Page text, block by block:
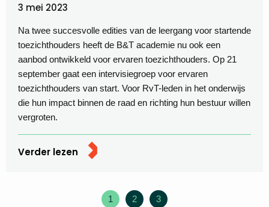
3 mei 2023
Na twee succesvolle edities van de leergang voor startende
toezichthouders heeft de B&T academie nu ook een
aanbod ontwikkeld voor ervaren toezichthouders. Op 21
september gaat een intervisiegroep voor ervaren
toezichthouders van start. Voor RvT-leden in het onderwijs
die hun impact binnen de raad en richting hun bestuur willen
vergroten.
Verder lezen
1 2 3